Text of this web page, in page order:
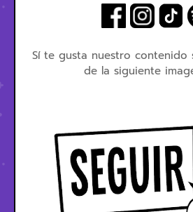
Sí te gusta nuestro contenido
de la siguiente